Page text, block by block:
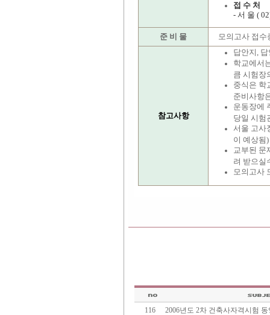
접 수 처
- 서 울 (
준 비 물 모의고사 접수
참고사항
답안지,
학교에서
큼 시험장
중식은 학
준비사항
운동장에
당일 시험
서울 고사
이 예상됨
교부된 문
려 받으실
모의고사
116
2006년도 2차 건축사자격시험